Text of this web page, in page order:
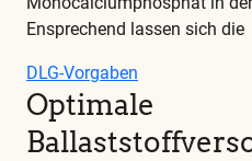
Ensprechend lassen sich die
DLG-Vorgaben
Optimale